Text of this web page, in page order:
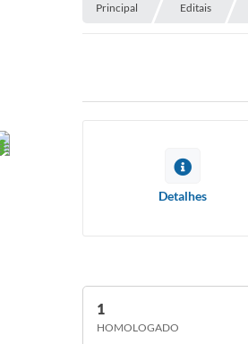
Principal Editais
Detalhes
1
HOMOLOGADO